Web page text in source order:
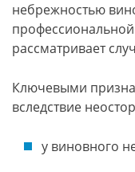
небрежностью
профессиональной
рассматривает
Ключевыми
вследствие
у виновного